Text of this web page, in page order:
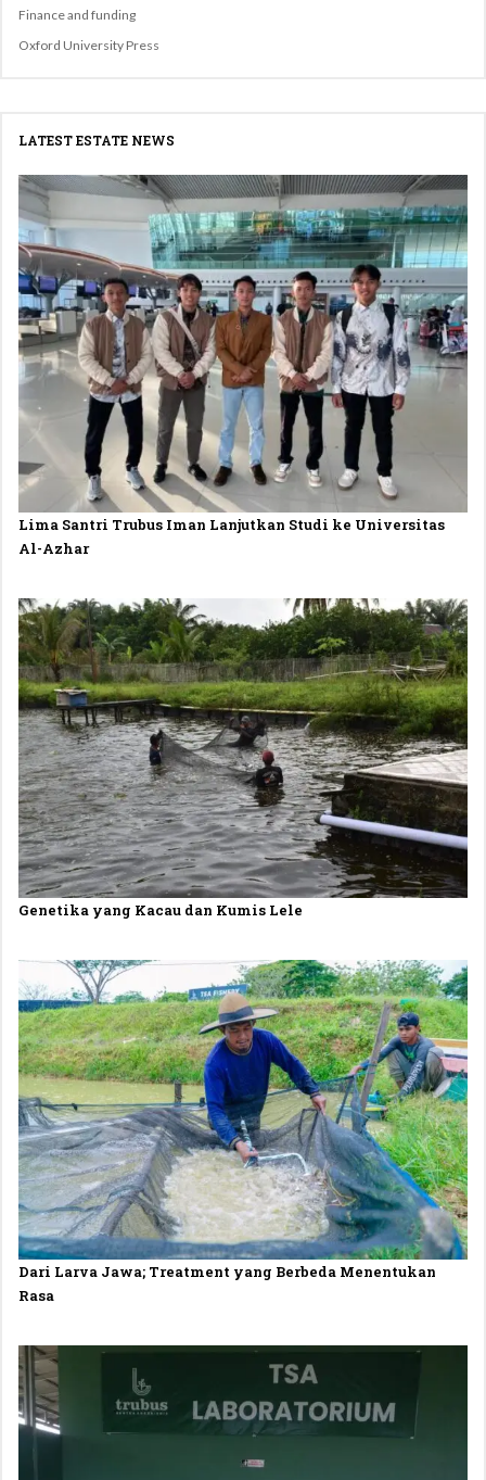
Finance and funding
Oxford University Press
LATEST ESTATE NEWS
Lima Santri Trubus Iman Lanjutkan Studi ke Universitas
Al-Azhar
Genetika yang Kacau dan Kumis Lele
Dari Larva Jawa; Treatment yang Berbeda Menentukan
Rasa